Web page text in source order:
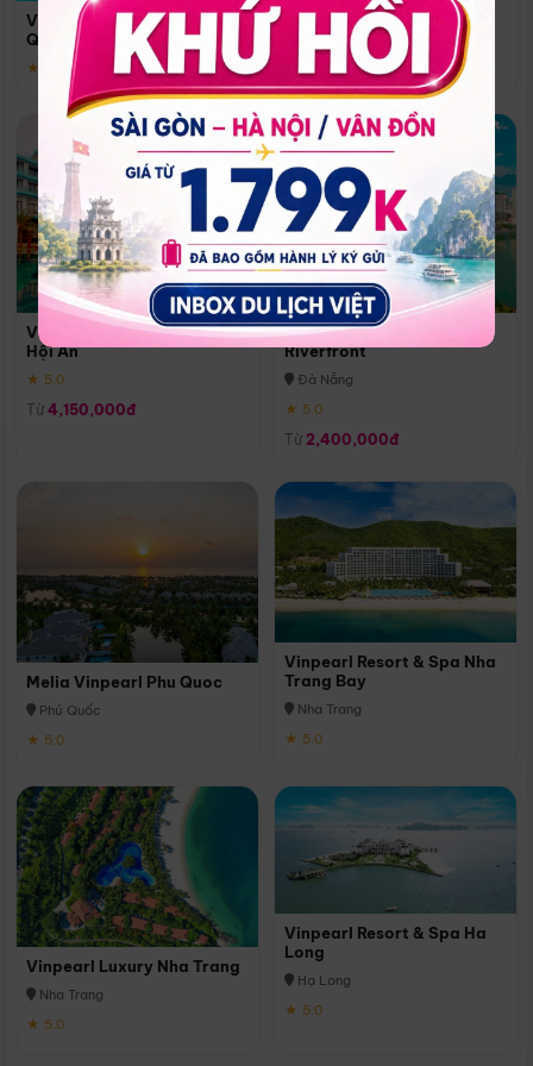
Vinpearl Resort & Spa Phu
Quoc
★ 5.0
Quoc
Phú Quốc
★ 5.0
Vinpearl Resort & Golf Nam
Hội An
★ 5.0
Từ 4,150,000đ
Melia Vinpearl Danang
Riverfront
Đà Nẵng
★ 5.0
Từ 2,400,000đ
Melia Vinpearl Phu Quoc
Phú Quốc
★ 5.0
Vinpearl Resort & Spa Nha
Trang Bay
Nha Trang
★ 5.0
Vinpearl Luxury Nha Trang
Nha Trang
★ 5.0
Vinpearl Resort & Spa Ha
Long
Hạ Long
★ 5.0